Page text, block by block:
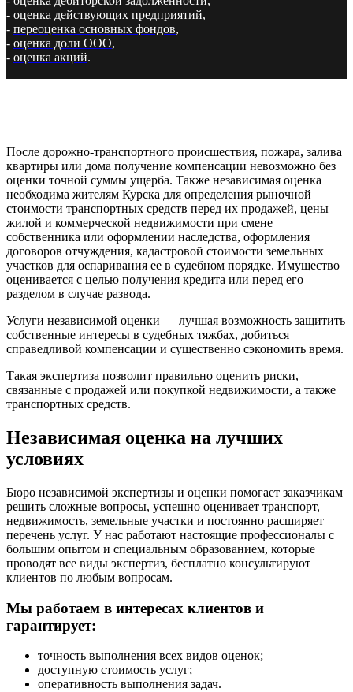
- оценка действующих предприятий,
- переоценка основных фондов,
- оценка доли ООО,
- оценка акций.
После дорожно-транспортного происшествия, пожара, залива
квартиры или дома получение компенсации невозможно без
оценки точной суммы ущерба. Также независимая оценка
необходима жителям Курска для определения рыночной
стоимости транспортных средств перед их продажей, цены
жилой и коммерческой недвижимости при смене
собственника или оформлении наследства, оформления
договоров отчуждения, кадастровой стоимости земельных
участков для оспаривания ее в судебном порядке. Имущество
оценивается с целью получения кредита или перед его
разделом в случае развода.
Услуги независимой оценки — лучшая возможность защитить
собственные интересы в судебных тяжбах, добиться
справедливой компенсации и существенно сэкономить время.
Такая экспертиза позволит правильно оценить риски,
связанные с продажей или покупкой недвижимости, а также
транспортных средств.
Независимая оценка на лучших
условиях
Бюро независимой экспертизы и оценки помогает заказчикам
решить сложные вопросы, успешно оценивает транспорт,
недвижимость, земельные участки и постоянно расширяет
перечень услуг. У нас работают настоящие профессионалы с
большим опытом и специальным образованием, которые
проводят все виды экспертиз, бесплатно консультируют
клиентов по любым вопросам.
Мы работаем в интересах клиентов и
гарантирует:
точность выполнения всех видов оценок;
доступную стоимость услуг;
оперативность выполнения задач.